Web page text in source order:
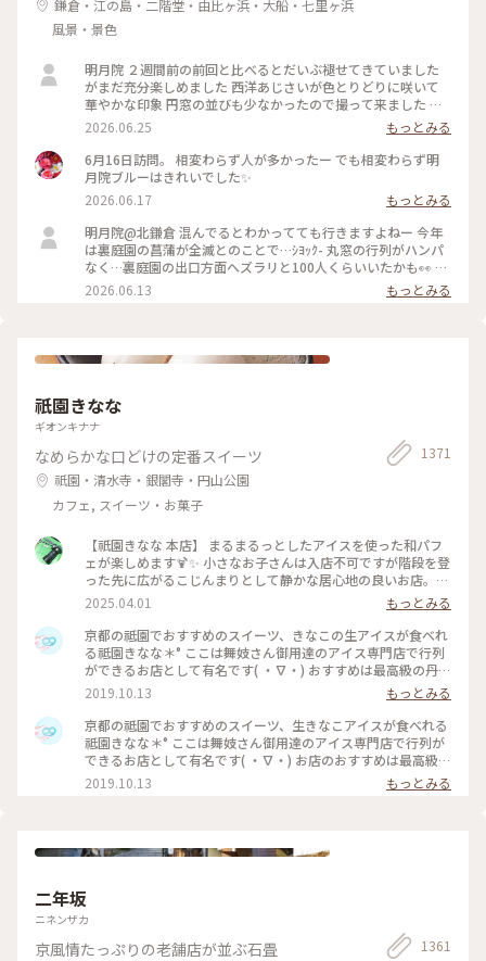
鎌倉・江の島・二階堂・由比ヶ浜・大船・七里ヶ浜
風景・景色
明月院 ２週間前の前回と比べるとだいぶ褪せてきていました
がまだ充分楽しめました 西洋あじさいが色とりどりに咲いて
華やかな印象 円窓の並びも少なかったので撮って来ました 裏
庭園の菖蒲の復活を願います
2026.06.25
もっとみる
6月16日訪問。 相変わらず人が多かったー でも相変わらず明
月院ブルーはきれいでした✨
2026.06.17
もっとみる
明月院@北鎌倉 混んでるとわかってても行きますよねー 今年
は裏庭園の菖蒲が全滅とのことで…ｼﾖｯｸ- 丸窓の行列がハンパ
なく…裏庭園の出口方面へズラリと100人くらいいたかも👀 装
飾のあじさいがとても素敵だったのでそりゃー撮りたくなりま
すよねー(ﾜｶﾙｰ) 写真もなかなか撮りづらいほどの人混み 急な方
ても疲れます… 夕方の空いてる時間を狙うのがいいのかもです
2026.06.13 もっとみる
祇園きなな
ギオンキナナ
なめらかな口どけの定番スイーツ
祇園・清水寺・銀閣寺・円山公園
カフェ, スイーツ・お菓子
1371
【祇園きなな 本店】 まるまるっとしたアイスを使った和パフ
ェが楽しめます🍹✨ 小さなお子さんは入店不可ですが階段を登
った先に広がるこじんまりとして静かな居心地の良いお店。
パフェはきなこや抹茶、黒ゴマなどを使った和なものからティ
ラミスの入ったイタリアン風、ベリーを使ったものなど様々。
アイスの食べ比べやふわふわのかき氷、焼き菓子、クロックム
ッシュのようなフードメニューもあります。 こちらもアニメ・
名探偵コナンで取り上げられました✨ #京都グルメ #京都 #祇
園 #本店 #人気店 #聖地巡礼 #パフェ #きなこ #黒ゴマ #アイス
クリーム #かき氷 #フォトジェニック #名探偵コナン
2025.04.01
もっとみる
京都の祗園でおすすめのスイーツ、きなこの生アイスが食べれ
る祗園きなな＊° ここは舞妓さん御用達のアイス専門店で行列
ができるお店として有名です( ・∇・) おすすめは最高級の丹波
黒豆を使用したきなこの生アイス『できたてきなな』。(600円
ほうじ茶付)なんと添加物、保存料、卵を一切使ってません。
濃厚なのに甘すぎず、口どけが最高で本当においしかったので
京都にきたらまた立ち寄りたいお店の1つになりました♡ #京
都#おすすめ#スイーツ#アイス#秋の味覚ゴーラー隊#きなこ
2019.10.13
もっとみる
京都の祗園でおすすめのスイーツ、生きなこアイスが食べれる
祗園きなな＊° ここは舞妓さん御用達のアイス専門店で行列が
できるお店として有名です( ・∇・) お店のおすすめは最高級の
丹波黒豆を使用したきなこの生アイス『できたてきなな』。
(600円ほうじ茶付)なんと添加物、保存料、卵を一切使ってま
♡ #京都#おすすめ#スイーツ#アイス#秋の味覚ゴーラー隊#き
2019.10.13 もっとみる
二年坂
ニネンザカ
京風情たっぷりの老舗店が並ぶ石畳 1361